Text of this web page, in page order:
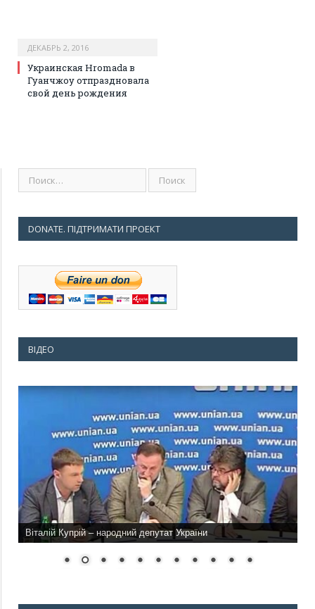
ДЕКАБРЬ 2, 2016
Украинская Hromada в
Гуанчжоу отпраздновала
свой день рождения
DONATE. ПІДТРИМАТИ ПРОЕКТ
ВІДЕО
Віталій Купрій – народний депутат України